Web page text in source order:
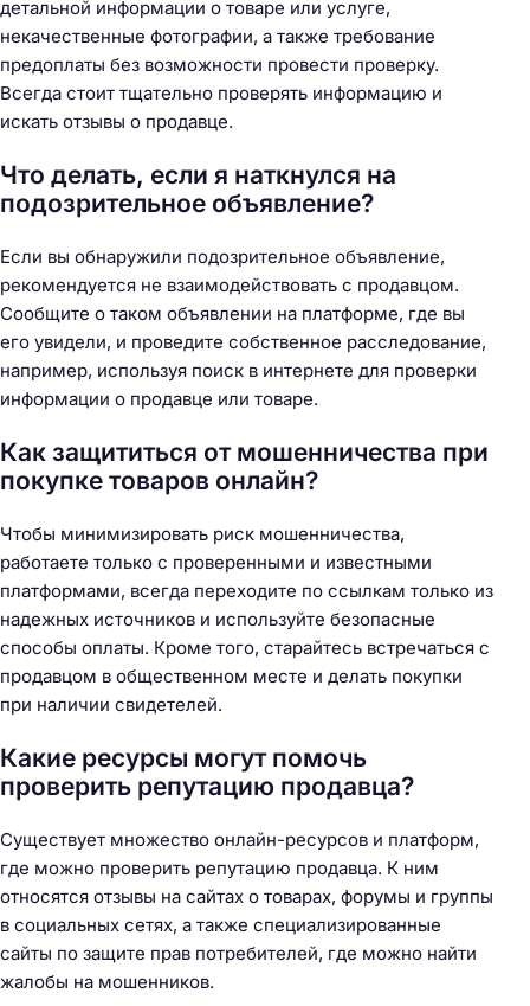
детальной информации о товаре или услуге,
некачественные фотографии, а также требование
предоплаты без возможности провести проверку.
Всегда стоит тщательно проверять информацию и
искать отзывы о продавце.
Что делать, если я наткнулся на
подозрительное объявление?
Если вы обнаружили подозрительное объявление,
рекомендуется не взаимодействовать с продавцом.
Сообщите о таком объявлении на платформе, где вы
его увидели, и проведите собственное расследование,
например, используя поиск в интернете для проверки
информации о продавце или товаре.
Как защититься от мошенничества при
покупке товаров онлайн?
Чтобы минимизировать риск мошенничества,
работаете только с проверенными и известными
платформами, всегда переходите по ссылкам только из
надежных источников и используйте безопасные
способы оплаты. Кроме того, старайтесь встречаться с
продавцом в общественном месте и делать покупки
при наличии свидетелей.
Какие ресурсы могут помочь
проверить репутацию продавца?
Существует множество онлайн-ресурсов и платформ,
где можно проверить репутацию продавца. К ним
относятся отзывы на сайтах о товарах, форумы и группы
в социальных сетях, а также специализированные
сайты по защите прав потребителей, где можно найти
жалобы на мошенников.